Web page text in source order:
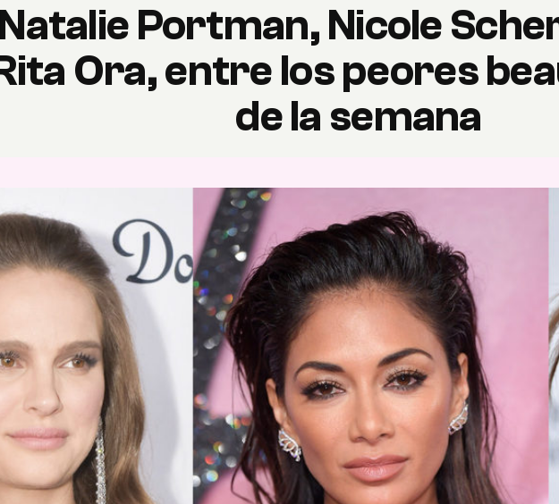
Natalie Portman, Nicole
Ora, entre los peores
de la semana